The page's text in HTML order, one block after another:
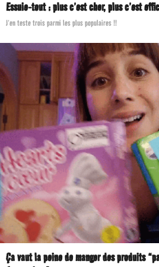
–
a
g
i
e
w
e
b
d
u
Essuie-tout : plus c’est cher, plus c’est
J’en teste trois parmi les plus populaires !!
Ça vaut la peine de manger des produits